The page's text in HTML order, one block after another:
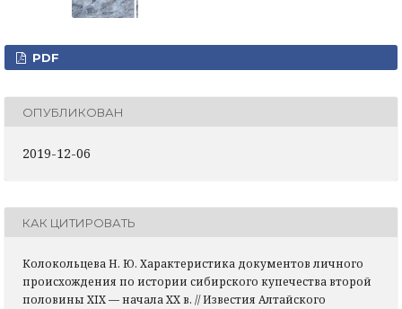
PDF
ОПУБЛИКОВАН
2019-12-06
КАК ЦИТИРОВАТЬ
Колокольцева Н. Ю. Характеристика документов личного
происхождения по истории сибирского купечества второй
половины XIX — начала XX в. // Известия Алтайского